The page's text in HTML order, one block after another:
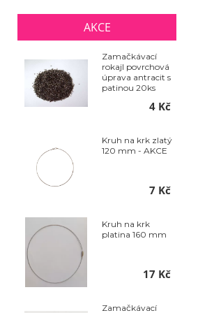
AKCE
Zamačkávací
rokajl povrchová
úprava antracit s
patinou 20ks
4 Kč
Kruh na krk zlatý
120 mm - AKCE
7 Kč
Kruh na krk
platina 160 mm
17 Kč
Zamačkávací